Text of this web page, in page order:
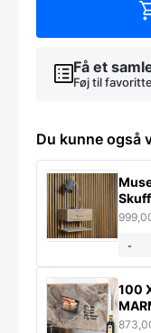
Få et
Føj til
Du kunne også
-
100